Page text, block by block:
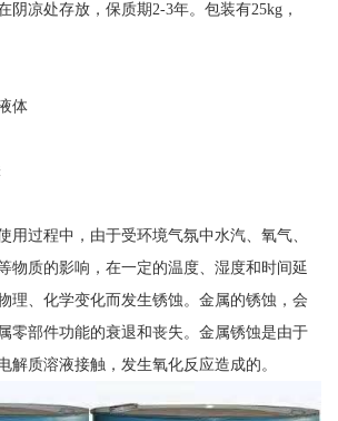
阴凉处存放，保质期2-3年。包装有25kg，
体
用过程中，由于受环境气氛中水汽、氧气、
物质的影响，在一定的温度、湿度和时间延
理、化学变化而发生锈蚀。金属的锈蚀，会
零部件功能的衰退和丧失。金属锈蚀是由于
解质溶液接触，发生氧化反应造成的。